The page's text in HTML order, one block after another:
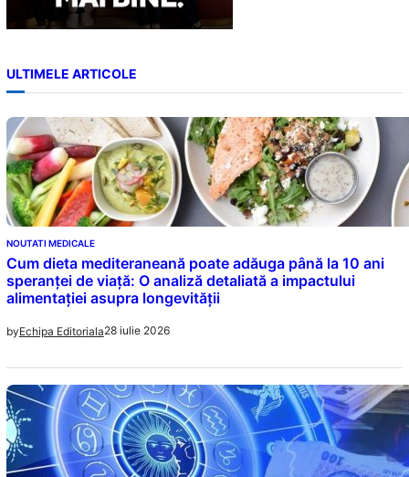
ULTIMELE ARTICOLE
NOUTATI MEDICALE
Cum dieta mediteraneană poate adăuga până la 10 ani
speranței de viață: O analiză detaliată a impactului
alimentației asupra longevității
byEchipa Editoriala28 iulie 2026